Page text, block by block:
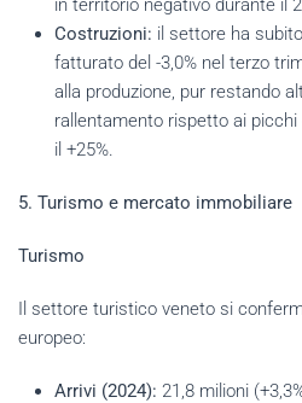
in territorio negativo durante il
Costruzioni: il settore ha
fatturato del -3,0% nel terzo
alla produzione, pur restando
rallentamento rispetto ai
il +25%.
5. Turismo e mercato immobiliare
Turismo
Il settore turistico veneto si
europeo:
Arrivi (2024): 21,8 milioni